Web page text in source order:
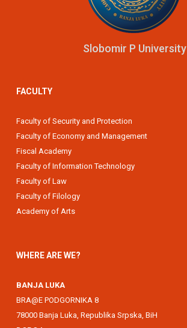
Slobomir P University
FACULTY
Faculty of Security and Protection
Faculty of Economy and Management
Fiscal Academy
Faculty of Information Technology
Faculty of Law
Faculty of Filology
Academy of Arts
WHERE ARE WE?
BANJA LUKA
BRA@E PODGORNIKA 8
78000 Banja Luka, Republika Srpska, BiH